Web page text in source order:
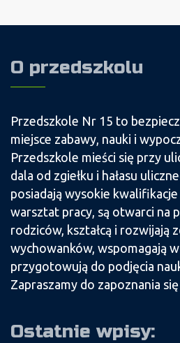
O przedszkolu
Przedszkole Nr 15 to
miejsce zabawy, nauki i
Przedszkole mieści się przy
dala od zgiełku i hałasu
posiadają wysokie
warsztat pracy, są otwarci na
rodziców, kształcą i rozwijają
wychowanków, wspomagają
przygotowują do podjęcia
Zapraszamy do zapoznania
Ostatnie wpisy: